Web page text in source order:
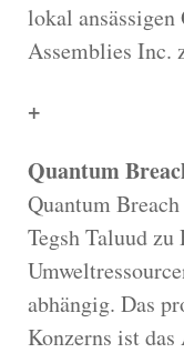
lokal ansässigen
Assemblies Inc.
+
Quantum
Quantum
Tegsh Taluud zu
abhängig. Das
Konzerns ist